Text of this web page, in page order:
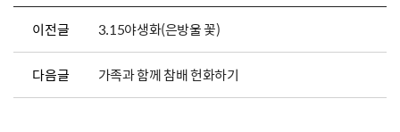
이전글 3.15야생화(은방울 꽃)
다음글 가족과 함께 참배 헌화하기